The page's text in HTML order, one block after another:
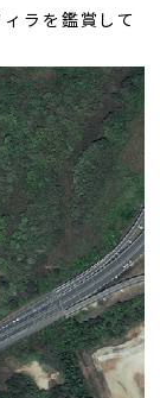
ラを鑑賞して